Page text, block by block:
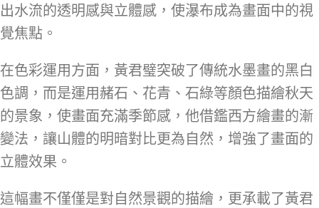
出水流的透明感與立體感，使瀑布成為畫面中的視
覺焦點。
在色彩運用方面，黃君璧突破了傳統水墨畫的黑白
色調，而是運用赭石、花青、石綠等顏色描繪秋天
的景象，使畫面充滿季節感，他借鑑西方繪畫的漸
變法，讓山體的明暗對比更為自然，增強了畫面的
立體效果。
這幅畫不僅僅是對自然景觀的描繪，更承載了黃君